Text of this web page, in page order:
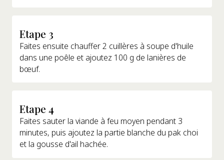
Etape 3
Faites ensuite chauffer 2 cuillères à soupe d'huile
dans une poêle et ajoutez 100 g de lanières de
bœuf.
Etape 4
Faites sauter la viande à feu moyen pendant 3
minutes, puis ajoutez la partie blanche du pak choi
et la gousse d'ail hachée.